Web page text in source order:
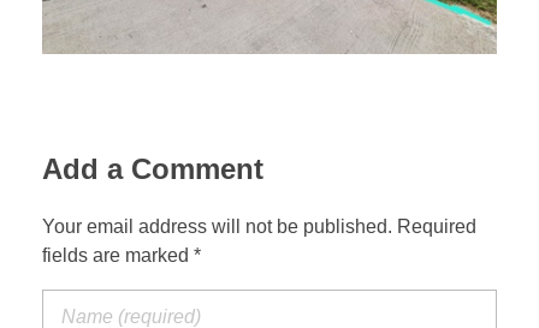
Add a Comment
Your email address will not be published. Required
fields are marked *